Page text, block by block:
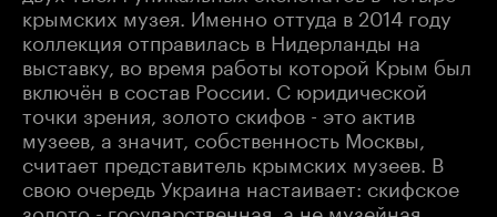
крымских музея. Именно оттуда в 2014 году
коллекция отправилась в Нидерланды на
выставку, во время работы которой Крым был
включён в состав России. С юридической
точки зрения, золото скифов - это актив
музеев, а значит, собственность Москвы,
считает представитель крымских музеев. В
свою очередь Украина настаивает: скифское
золото - государственная, а не музейная